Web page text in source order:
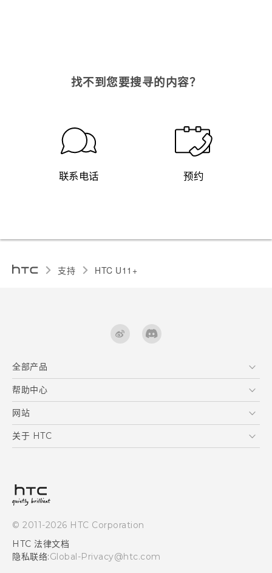
找不到您要搜寻的内容？
联系电话 预约
支持 HTC U11+‎
全部产品
区块链智能手机
VIVE
帮助中心
在线客服
支援与服务
产品保固说明
网站
HTC Dev
关于 HTC
投资人
产品安全
加入HTC
© 2011-2026 HTC Corporation
HTC 法律文档
隐私联络:Global-Privacy@htc.com